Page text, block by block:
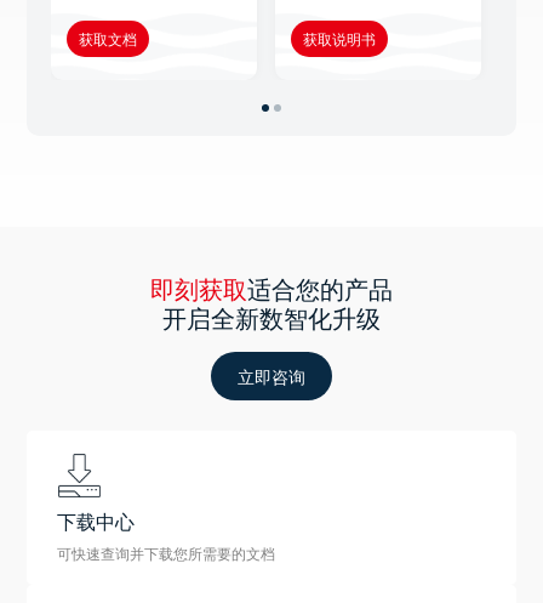
获取文档 获取说明书
即刻获取适合您的产品
开启全新数智化升级
立即咨询
下载中心
可快速查询并下载您所需要的文档